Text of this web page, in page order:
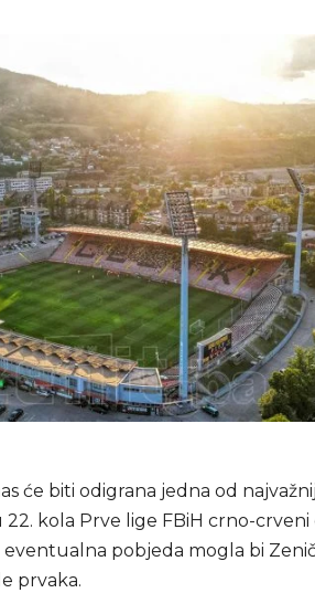
će biti odigrana jedna od
kola Prve lige FBiH crno-crveni
pobjeda mogla bi
prvaka.